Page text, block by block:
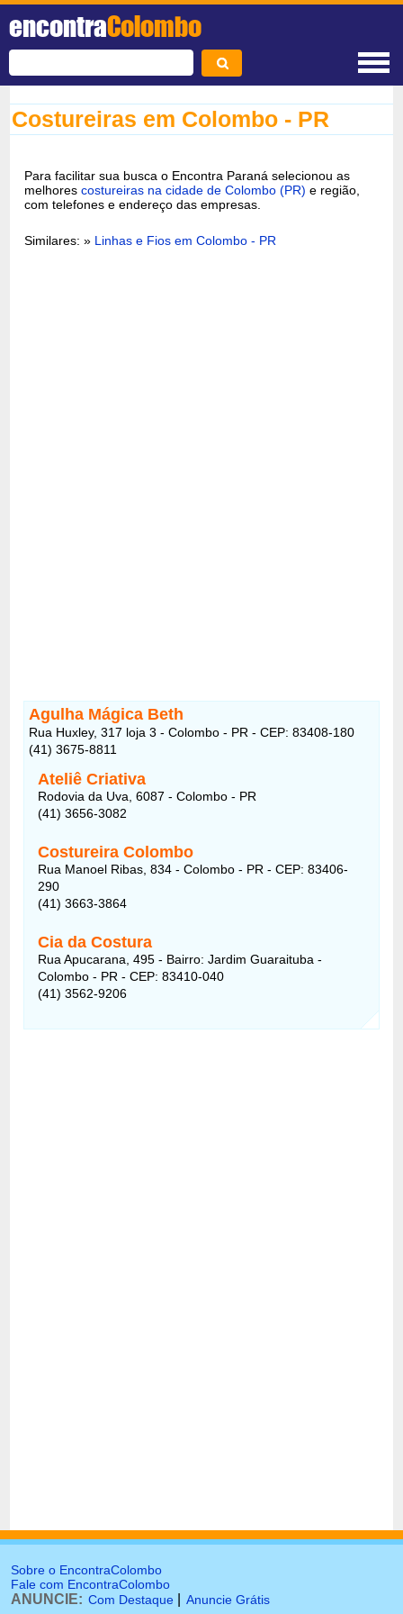
encontraColombo
Costureiras em Colombo - PR
Para facilitar sua busca o Encontra Paraná selecionou as
melhorescostureiras na cidade de Colombo (PR) e região,
com telefones e endereço das empresas.
Similares: » Linhas e Fios em Colombo - PR
Agulha Mágica Beth
Rua Huxley, 317 loja 3 - Colombo - PR - CEP: 83408-180
(41) 3675-8811
Ateliê Criativa
Rodovia da Uva, 6087 - Colombo - PR
(41) 3656-3082
Costureira Colombo
Rua Manoel Ribas, 834 - Colombo - PR - CEP: 83406-
290
(41) 3663-3864
Cia da Costura
Rua Apucarana, 495 - Bairro: Jardim Guaraituba -
Colombo - PR - CEP: 83410-040
(41) 3562-9206
Sobre o EncontraColombo
Fale com EncontraColombo
ANUNCIE: Com Destaque Anuncie Grátis